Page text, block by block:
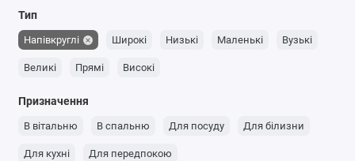
Тип
Напівкруглі Широкі Низькі Маленькі Вузькі
Великі Прямі Високі
Призначення
В вітальню В спальню Для посуду Для білизни
Для кухні Для передпокою